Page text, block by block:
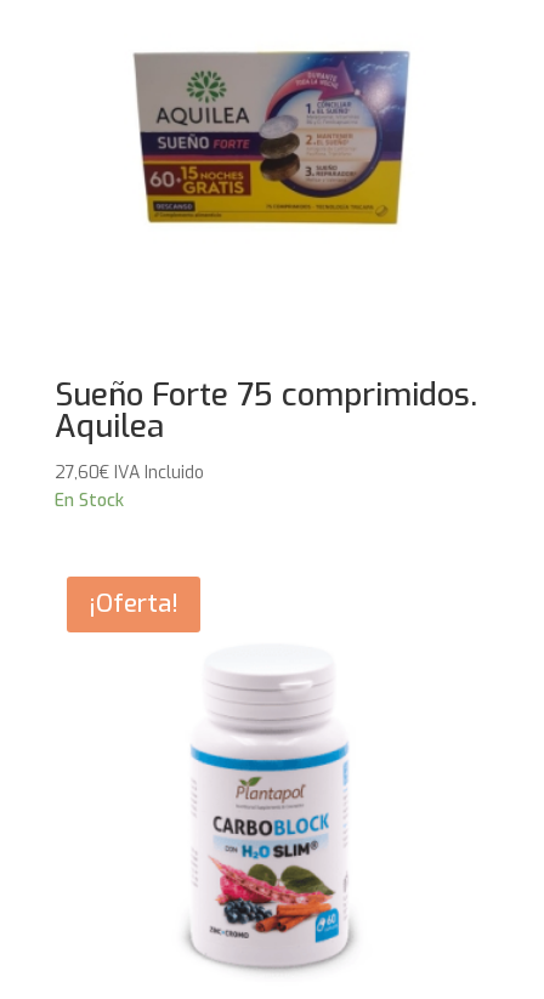
Sueño Forte 75 comprimidos.
Aquilea
27,60€ IVA Incluido
En Stock
¡Oferta!